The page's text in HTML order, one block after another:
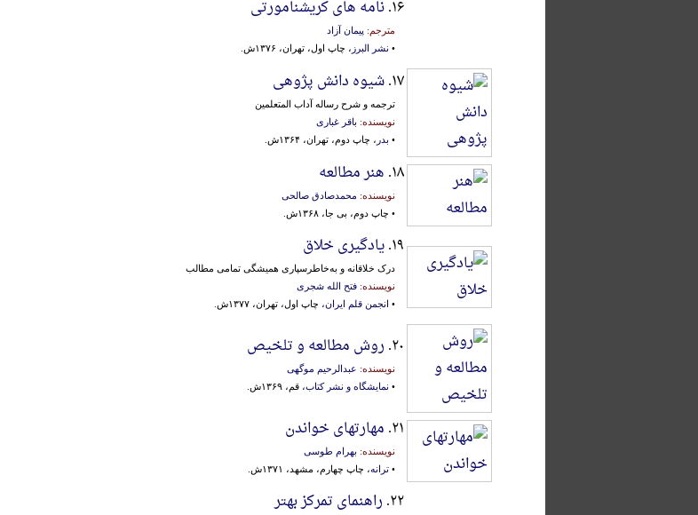
۱۶. نامه های کریشنامورتی
مترجم: پیمان آزاد
• نشر البرز ، چاپ اول، تهران، ۱۳۷۶ش.
۱۷. شیوه دانش پژوهی
ترجمه و شرح رساله آداب المتعلمین
نویسنده: باقر غباری
• بدر ، چاپ دوم، تهران، ۱۳۶۴ش.
۱۸. هنر مطالعه
نویسنده: محمدصادق صالحی
• چاپ دوم، بی جا، ۱۳۶۸ش.
۱۹. یادگیری خلاق
درک‌ خلاقانه‌ و به‌خاطرسپاری‌ همیشگی‌ تمامی‌ مطالب‌
نویسنده: فتح الله شجری
• انجمن قلم ایران، چاپ اول، تهران، ۱۳۷۷ش.
۲۰. روش مطالعه و تلخیص
نویسنده: عبدالرحیم موگهی
• نمایشگاه و نشر کتاب، قم، ۱۳۶۹ش.
۲۱. مهارتهای خواندن
نویسنده: بهرام طوسی
• ترانه، چاپ چهارم، مشهد، ۱۳۷۱ش.
۲۲. راهنمای تمرکز بهتر